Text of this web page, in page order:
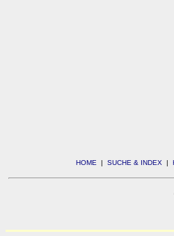
HOME | SUCHE & INDEX |